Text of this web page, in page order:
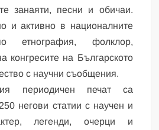
занаяти, песни и обичаи.
и активно в националните
етнография, фолклор,
конгресите на Българското
с научни съобщения.
периодичен печат са
негови статии с научен и
легенди, очерци и